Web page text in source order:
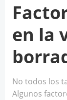
en la
No todos los
Algunos